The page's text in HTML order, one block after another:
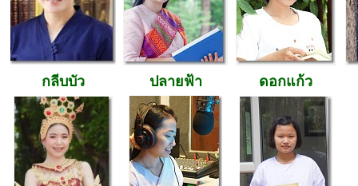
กลีบบัว ปลายฟ้า ดอกแก้ว